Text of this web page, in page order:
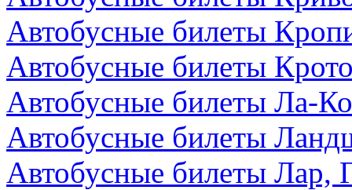
Автобусные билеты
Автобусные билеты
Автобусные билеты Ла-
Автобусные билеты
Автобусные билеты Лар,